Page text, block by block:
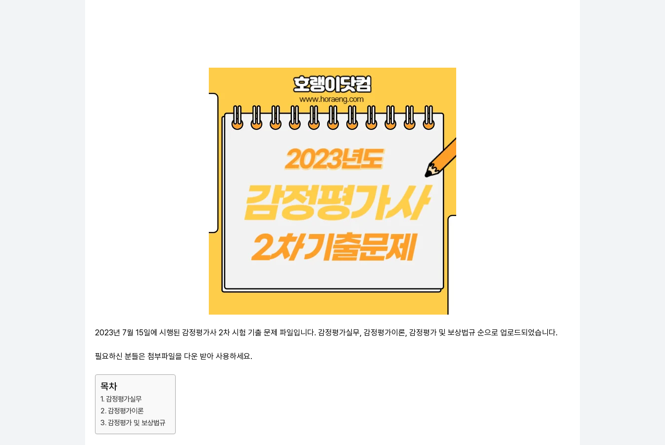
2023년 7월 15일에 시행된 감정평가사 2차 시험 기출 문제 파일입니다. 감정평가실무, 감정평가이론, 감정평가 및 보상법규 순으로 업로드되었습니다.
필요하신 분들은 첨부파일을 다운 받아 사용하세요.
목차
감정평가실무
감정평가이론
감정평가 및 보상법규